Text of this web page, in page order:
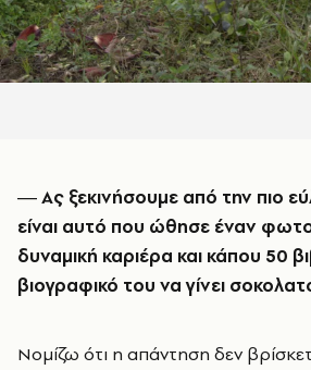
― Ας ξεκινήσουμε από την πιο εύλογη ερώτηση… Τι
είναι αυτό που ώθησε έναν
δυναμική καριέρα και κάπου 50
βιογραφικό του να γίνει
Νομίζω ότι η απάντηση δεν